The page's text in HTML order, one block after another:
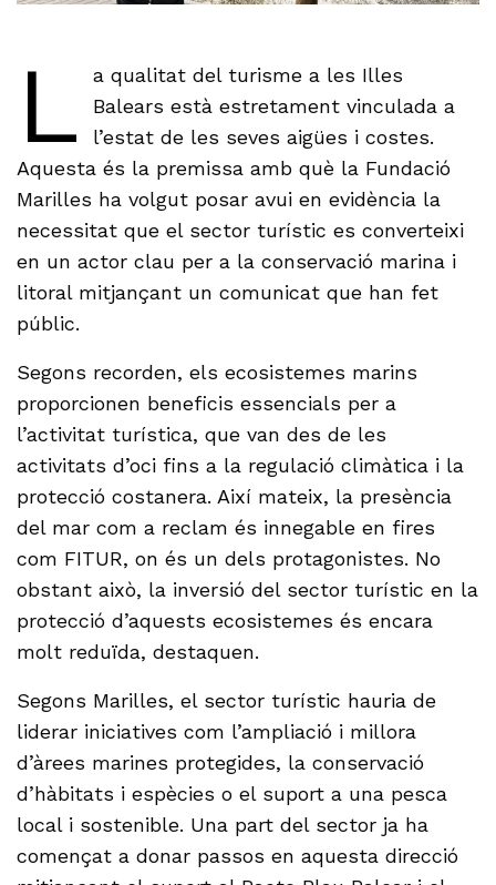
L
a qualitat del turisme a les Illes
Balears està estretament vinculada a
l’estat de les seves aigües i costes.
Aquesta és la premissa amb què la Fundació
Marilles ha volgut posar avui en evidència la
necessitat que el sector turístic es converteixi
en un actor clau per a la conservació marina i
litoral mitjançant un comunicat que han fet
públic.
Segons recorden, els ecosistemes marins
proporcionen beneficis essencials per a
l’activitat turística, que van des de les
activitats d’oci fins a la regulació climàtica i la
protecció costanera. Així mateix, la presència
del mar com a reclam és innegable en fires
com FITUR, on és un dels protagonistes. No
obstant això, la inversió del sector turístic en la
protecció d’aquests ecosistemes és encara
molt reduïda, destaquen.
Segons Marilles, el sector turístic hauria de
liderar iniciatives com l’ampliació i millora
d’àrees marines protegides, la conservació
d’hàbitats i espècies o el suport a una pesca
local i sostenible. Una part del sector ja ha
començat a donar passos en aquesta direcció